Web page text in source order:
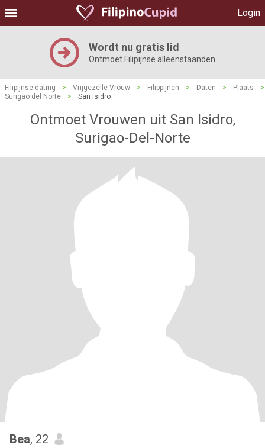
Login
Wordt nu gratis lid
Ontmoet Filipijnse alleenstaanden
Filipijnse dating > Vrijgezelle Vrouw > Filippijnen > Daten > Plaats
>
Surigao del Norte
> San Isidro
Ontmoet Vrouwen uit San Isidro,
Surigao-Del-Norte
Bea, 22